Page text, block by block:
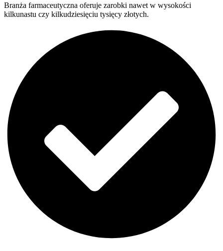
Branża farmaceutyczna oferuje zarobki nawet w wysokości
kilkunastu czy kilkudziesięciu tysięcy złotych.